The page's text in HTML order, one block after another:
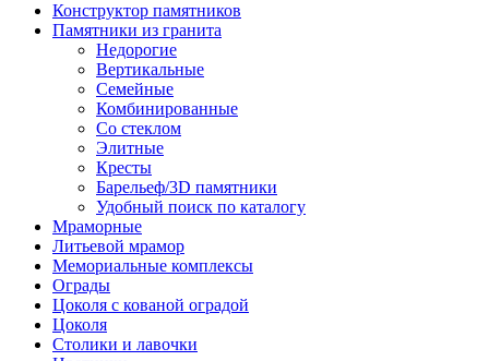
Конструктор памятников
Памятники из гранита
Недорогие
Вертикальные
Семейные
Комбинированные
Со стеклом
Элитные
Кресты
Барельеф/3D памятники
Удобный поиск по каталогу
Мраморные
Литьевой мрамор
Мемориальные комплексы
Ограды
Цоколя с кованой оградой
Цоколя
Столики и лавочки